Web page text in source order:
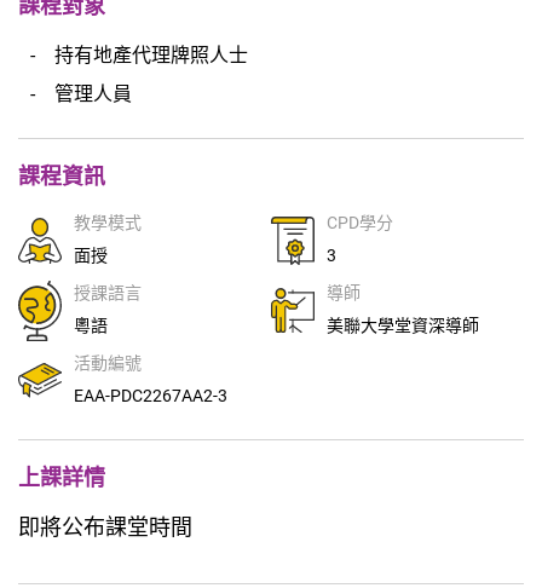
課程對象
持有地產代理牌照人士
管理人員
課程資訊
教學模式
面授
CPD學分
3
授課語言
粵語
導師
美聯大學堂資深導師
活動編號
EAA-PDC2267AA2-3
上課詳情
即將公布課堂時間